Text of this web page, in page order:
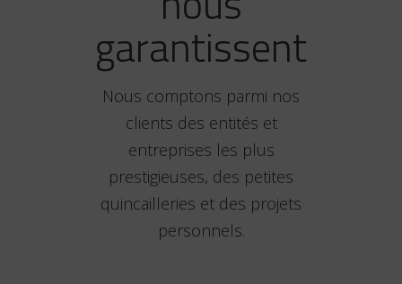
garantissent
Nous comptons parmi nos
clients des entités et
entreprises les plus
prestigieuses, des petites
quincailleries et des projets
personnels.